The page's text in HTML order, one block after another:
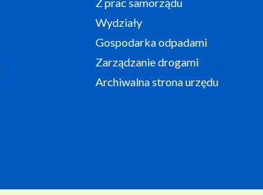
Wydziały
Gospodarka odpadami
Zarządzanie drogami
Archiwalna strona urzędu